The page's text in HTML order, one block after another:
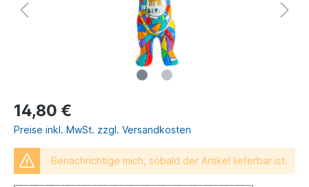
14,80 €
Preise inkl. MwSt. zzgl. Versandkosten
Benachrichtige mich, sobald der Artikel lieferbar ist.